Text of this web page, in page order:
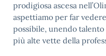
prodigiosa ascesa
aspettiamo per far
possibile, unendo
più alte vette della